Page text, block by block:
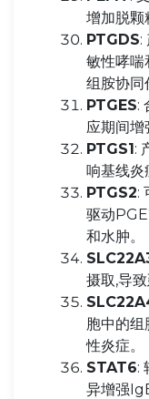
增加脱颗
PTGDS:
敏性哮喘
组胺协同
PTGES:
应期间增
PTGS1:
响基线炎
PTGS2:
驱动
和水肿。
摄取,导
胞中的组
性炎症。
STAT6:
异增强